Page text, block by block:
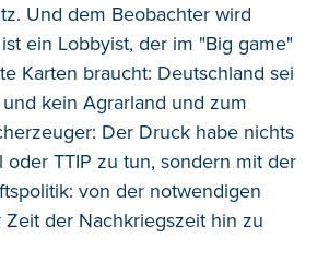
Und dem Beobachter wird
ein Lobbyist, der im "Big game"
Karten braucht: Deutschland sei
kein Agrarland und zum
Der Druck habe nichts
oder TTIP zu tun, sondern mit der
von der notwendigen
der Nachkriegszeit hin zu